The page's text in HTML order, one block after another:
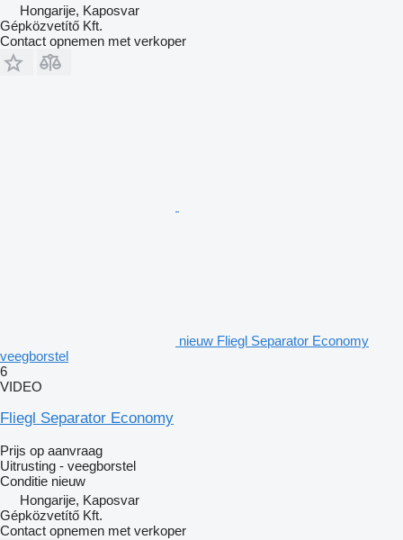
Hongarije, Kaposvar
Gépközvetítő Kft.
Contact opnemen met verkoper
nieuw Fliegl Separator Economy
veegborstel
6
VIDEO
Fliegl Separator Economy
Prijs op aanvraag
Uitrusting - veegborstel
Conditie nieuw
Hongarije, Kaposvar
Gépközvetítő Kft.
Contact opnemen met verkoper